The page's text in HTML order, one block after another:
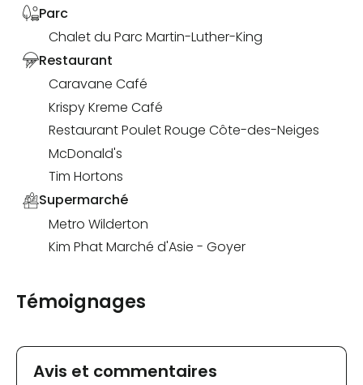
Parc
Chalet du Parc Martin-Luther-King
Restaurant
Caravane Café
Krispy Kreme Café
Restaurant Poulet Rouge Côte-des-Neiges
McDonald's
Tim Hortons
Supermarché
Metro Wilderton
Kim Phat Marché d'Asie - Goyer
Témoignages
Avis et commentaires